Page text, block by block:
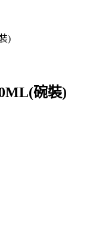
)
碗裝)